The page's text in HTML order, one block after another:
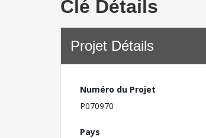
Clé Détails
Projet Détails
Numéro du Projet
P070970
Pays